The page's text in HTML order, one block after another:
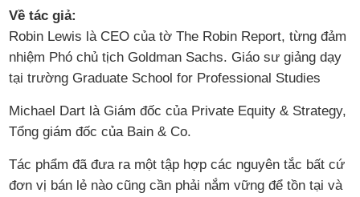
Về tác giả:
Robin Lewis là CEO của tờ The Robin Report, từng đảm
nhiệm Phó chủ tịch Goldman Sachs. Giáo sư giảng dạy
tại trường Graduate School for Professional Studies
Michael Dart là Giám đốc của Private Equity & Strategy,
Tổng giám đốc của Bain & Co.
Tác phẩm đã đưa ra một tập hợp các nguyên tắc bất cứ
đơn vị bán lẻ nào cũng cần phải nắm vững để tồn tại và